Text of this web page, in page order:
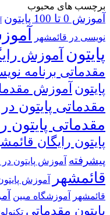
برچسب های محبوب
آموزش 0 تا 100 پایتون
نویسی در قائمشهر
پایتون آموزش
مقدماتی برنامه
پایتون آموزش
مقدماتی پایتون
مقدماتی پایتون
پایتون رایگان
پیشرفته آموزش پایتون
قائمشهر
آموزش
قائمشهر
آموزشگاه مبین
پایتون مقدماتی